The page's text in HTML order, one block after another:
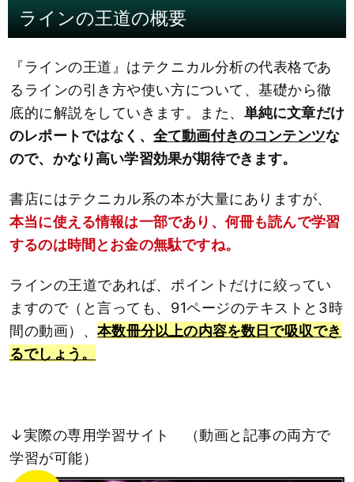
ラインの王道の概要
『ラインの王道』はテクニカル分析の代表格であ
るラインの引き方や使い方について、基礎から徹
底的に解説をしていきます。また、 単純に文章だけ
のレポートではなく、 全て動画付きのコンテンツな
ので、かなり高い学習効果が期待できます。
書店にはテクニカル系の本が大量にありますが、
本当に使える情報は一部であり、何冊も読んで学習
するのは時間とお金の無駄ですね。
ラインの王道であれば、ポイントだけに絞ってい
ますので（と言っても、91ページのテキストと3時
間の動画）、本数冊分以上の内容を数日で吸収でき
るでしょう。
↓実際の専用学習サイト （動画と記事の両方で
学習が可能）